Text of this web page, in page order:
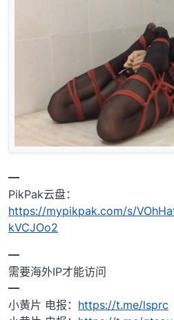
━
PikPak云盘：
https://mypikpak.com/s/
kVCJOo2
━
需要海外IP才能访问
━
小黄片 电报： https://t.me/lsprc